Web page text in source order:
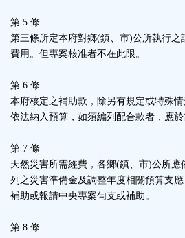
第 5 條
第三條所定本府對鄉(鎮、市)公所執行
費用。但專案核准者不在此限。
第 6 條
本府核定之補助款，除另有規定或特殊
依法納入預算，如須編列配合款者，應
第 7 條
天然災害所需經費，各鄉(鎮、市)公所
列之災害準備金及調整年度相關預算支
補助或報請中央專案勻支或補助。
第 8 條